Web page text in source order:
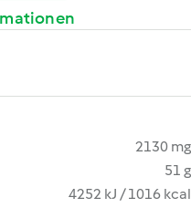
2130 mg
51 g
4252 kJ / 1016 kcal